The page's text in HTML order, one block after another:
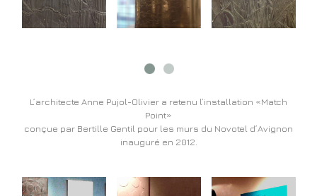
L’architecte Anne Pujol-Olivier a retenu l’installation «Match
Point»
conçue par Bertille Gentil pour les murs du Novotel d’Avignon
inauguré en 2012.